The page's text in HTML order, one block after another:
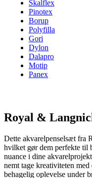
Skalflex
Pinotex
Borup
Polyfilla
Gori
Dylon
Dalapro
Motip
Panex
Royal &
Dette akvarelpenselsæt fra
hvilket gør dem perfekte til
nuance i dine
nemt tage kreativiteten
behagelig oplevelse under